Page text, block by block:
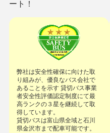
ート！
弊社は安全性確保に向けた取
り組みが、優良なバス会社で
あることを示す 貸切バス事業
者安全性評価認定制度にて最
高ランクの３星を継続して取
得しています。
貸切バスは富山県全域と石川
県金沢市まで配車可能です。